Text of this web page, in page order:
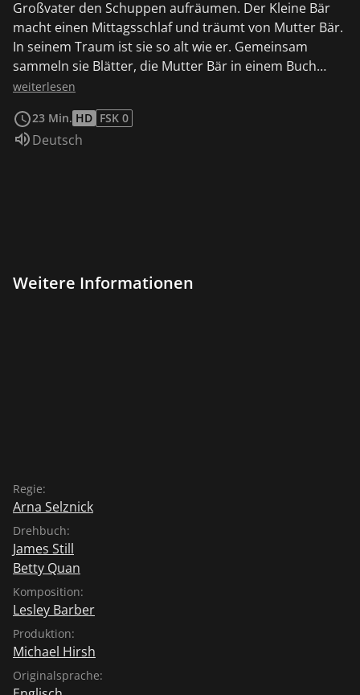
Großvater den Schuppen aufräumen. Der Kleine Bär
macht einen Mittagsschlaf und träumt von Mutter Bär.
In seinem Traum ist sie so alt wie er. Gemeinsam
sammeln sie Blätter, die Mutter Bär in einem Buch
presst.
weiterlesen
23 Min. HD FSK 0
Sprache:
Deutsch
Weitere Informationen
Regie:
Arna Selznick
Drehbuch:
James Still
Betty Quan
Komposition:
Lesley Barber
Produktion:
Michael Hirsh
Originalsprache: